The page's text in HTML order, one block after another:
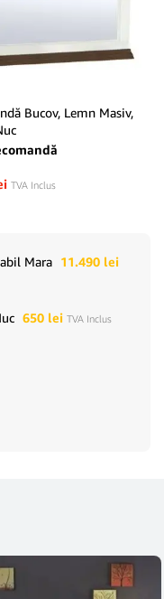
Bucov, Lemn Masiv,
TVA Inclus
Mara 11.490 lei
650 lei TVA Inclus